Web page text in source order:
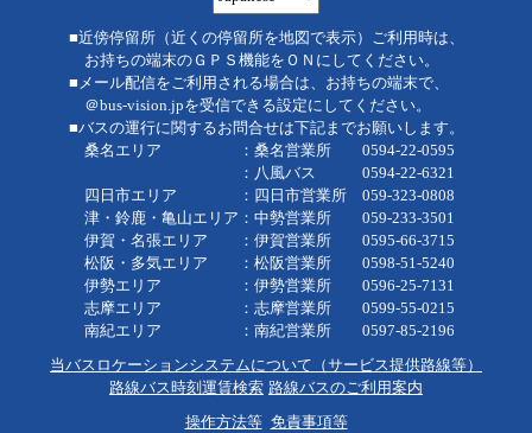
■近傍停留所（近くの停留所を地図で表示）ご利用時は、
お持ちの端末のＧＰＳ機能をＯＮにしてください。
■メール配信をご利用される場合は、お持ちの端末で、
＠bus-vision.jpを受信できる設定にしてください。
■バスの運行に関するお問合せは下記までお願いします。
桑名エリア ：桑名営業所 0594-22-0595
：八風バス 0594-22-6321
四日市エリア ：四日市営業所 059-323-0808
津・鈴鹿・亀山エリア：中勢営業所 059-233-3501
伊賀・名張エリア ：伊賀営業所 0595-66-3715
松阪・多気エリア ：松阪営業所 0598-51-5240
伊勢エリア ：伊勢営業所 0596-25-7131
志摩エリア ：志摩営業所 0599-55-0215
南紀エリア ：南紀営業所 0597-85-2196
当バスロケーションシステムについて（サービス提供路線等）
路線バス時刻運賃検索 路線バスのご利用案内
操作方法等 免責事項等